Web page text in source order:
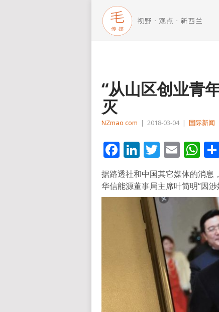
“从山区创业青
灭
NZmao com | 2018-03-04 | 国际新闻
Facebook
LinkedIn
Twitter
据路透社和中国其它媒体的消息
华信能源董事局主席叶简明“因涉